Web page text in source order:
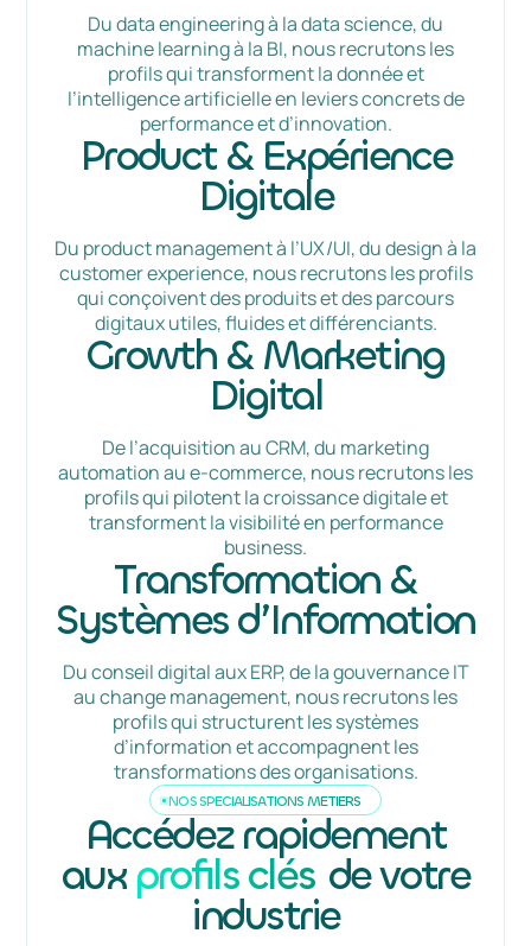
Du data engineering à la data science, du
machine learning à la BI, nous recrutons les
profils qui transforment la donnée et
l’intelligence artificielle en leviers concrets de
performance et d’innovation.
Product & Expérience
Digitale
Du product management à l’UX/UI, du design à la
customer experience, nous recrutons les profils
qui conçoivent des produits et des parcours
digitaux utiles, fluides et différenciants.
Growth & Marketing
Digital
De l’acquisition au CRM, du marketing
automation au e-commerce, nous recrutons les
profils qui pilotent la croissance digitale et
transforment la visibilité en performance
business.
Transformation &
Systèmes d’Information
Du conseil digital aux ERP, de la gouvernance IT
au change management, nous recrutons les
profils qui structurent les systèmes
d’information et accompagnent les
transformations des organisations.
NOS SPÉCIALISATIONS MÉTIERS
Accédez rapidement
aux profils clés de votre
industrie